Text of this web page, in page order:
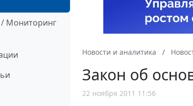
/ Мониторинг
Новости и аналитика
Закон об
22 ноября 2011 11:56